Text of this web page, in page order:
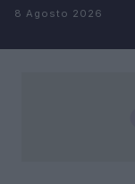
Salta al contenuto
8 Agosto 2026